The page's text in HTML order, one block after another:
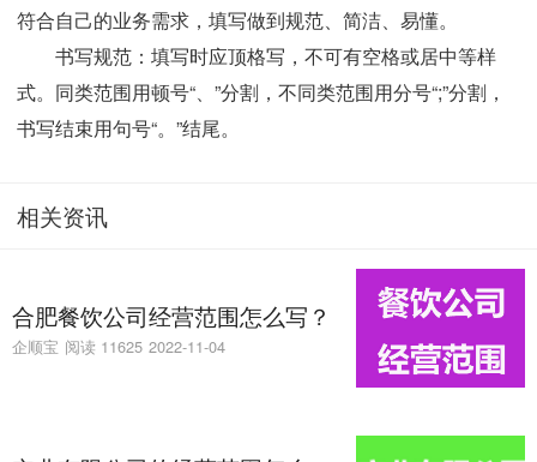
符合自己的业务需求，填写做到规范、简洁、易懂。
书写规范：填写时应顶格写，不可有空格或居中等样
式。同类范围用顿号“、”分割，不同类范围用分号“;”分割，
书写结束用句号“。”结尾。
相关资讯
合肥餐饮公司经营范围怎么写？
企顺宝 阅读 11625 2022-11-04